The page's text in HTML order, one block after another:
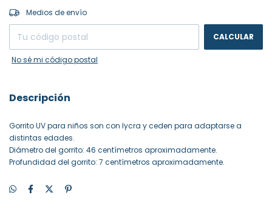
Entregas para el CP:
Medios de envío
CALCULAR
No sé mi código postal
Descripción
Gorrito UV para niños son con lycra y ceden para adaptarse a
distintas edades.
Diámetro del gorrito: 46 centímetros aproximadamente.
Profundidad del gorrito: 7 centímetros aproximadamente.